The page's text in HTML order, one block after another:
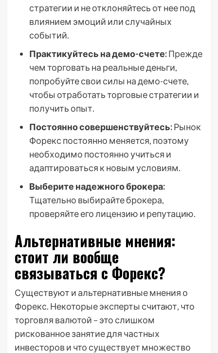
стратегии и не отклоняйтесь от нее под
влиянием эмоций или случайных
событий.
Практикуйтесь на демо-счете:Прежде
чем торговать на реальные деньги,
попробуйте свои силы на демо-счете,
чтобы отработать торговые стратегии и
получить опыт.
Постоянно совершенствуйтесь:Рынок
Форекс постоянно меняется, поэтому
необходимо постоянно учиться и
адаптироваться к новым условиям.
Выберите надежного брокера:
Тщательно выбирайте брокера,
проверяйте его лицензию и репутацию.
Альтернативные мнения:
стоит ли вообще
связываться с Форекс?
Существуют и альтернативные мнения о
Форекс. Некоторые эксперты считают, что
торговля валютой – это слишком
рискованное занятие для частных
инвесторов и что существует множество